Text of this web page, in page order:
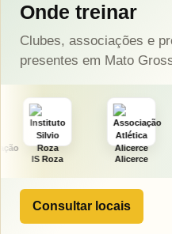
Onde treinar
Clubes, associações e
presentes em Mato
Alicerce J. Futuro
Consultar locais